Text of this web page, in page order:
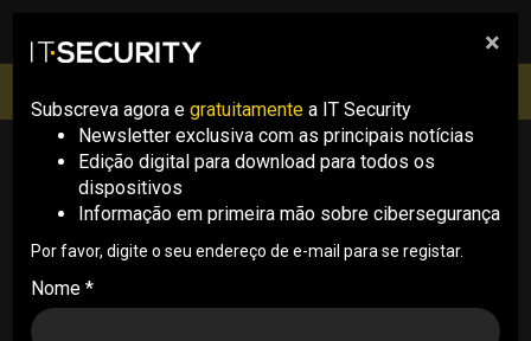
pesquisa
Inscrições abertas
S.Labs
×
Subscreva agora e gratuitamente a IT Security
Newsletter exclusiva com as principais notícias
Edição digital para download para todos os
dispositivos
Informação em primeira mão sobre cibersegurança
Por favor, digite o seu endereço de e-mail para se registar.
Nome *